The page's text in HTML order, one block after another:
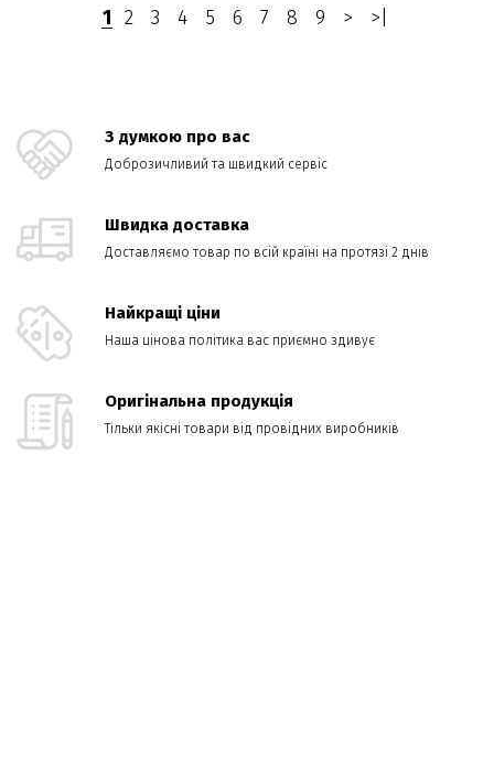
1 2 3 4 5 6 7 8 9 > >|
З думкою про вас
Доброзичливий та швидкий сервіс
Швидка доставка
Доставляємо товар по всій країні на протязі 2 днів
Найкращі ціни
Наша цінова політика вас приємно здивує
Оригінальна продукція
Тільки якісні товари від провідних виробників